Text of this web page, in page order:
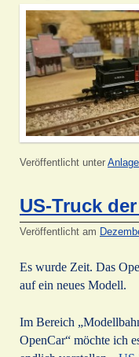
Veröffentlicht unter Anlage
US-Truck
Veröffentlicht am
Es wurde Zeit. Das
auf ein neues Modell.
Im Bereich
OpenCar“ möchte ich